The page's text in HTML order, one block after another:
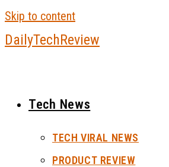
Skip to content
DailyTechReview
Tech News
TECH VIRAL NEWS
PRODUCT REVIEW